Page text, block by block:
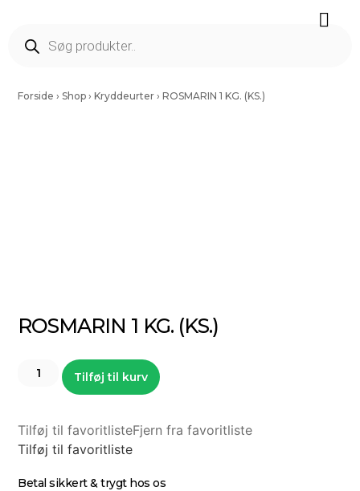
Forside ›Shop ›Kryddeurter ›ROSMARIN 1 KG. (KS.)
ROSMARIN 1 KG. (KS.)
Tilføj til kurv
Tilføj til favoritlisteFjern fra favoritliste
Tilføj til favoritliste
Betal sikkert & trygt hos os